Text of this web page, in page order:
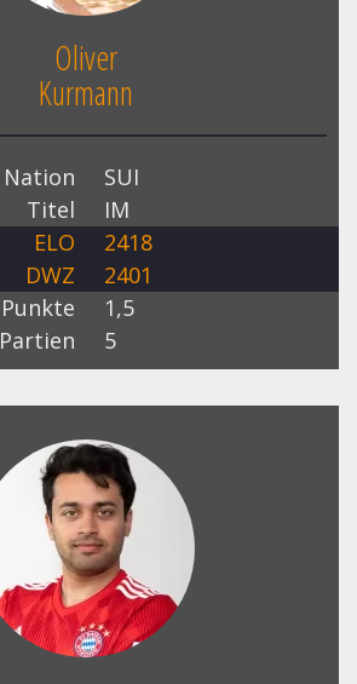
Oliver
Kurmann
Nation
SUI
Titel
IM
ELO
2418
DWZ
2401
Punkte
1,5
Partien
5